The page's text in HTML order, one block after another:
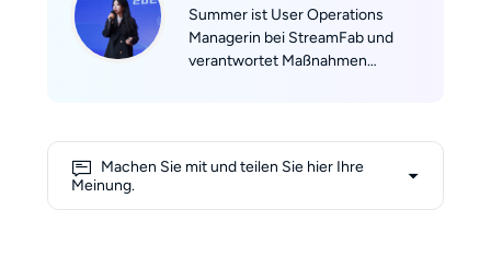
Summer ist User Operations
Managerin bei StreamFab und
verantwortet Maßnahmen
Kombination aus analytischer
Machen Sie mit und teilen Sie hier Ihre
Meinung.